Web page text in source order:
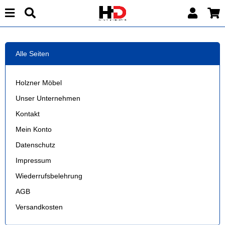
Alle Seiten
Holzner Möbel
Unser Unternehmen
Kontakt
Mein Konto
Datenschutz
Impressum
Wiederrufsbelehrung
AGB
Versandkosten